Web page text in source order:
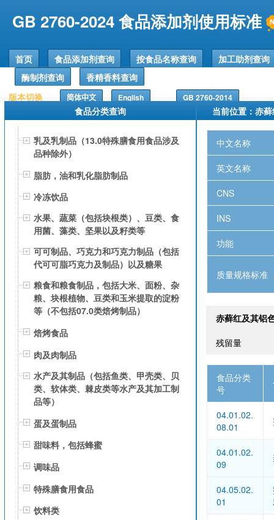
GB 2760-2024 食品添加剂使用标准
首页 食品添加剂查询 按食品名称查询
加工助剂查询
酶制剂查询
香精香料查询
版本切换
简体中文 English GB 2760-2014
食品分类查询
乳及乳制品（13.0特殊膳食用食品涉及
品种除外）
脂肪，油和乳化脂肪制品
冷冻饮品
水果、蔬菜（包括块根类）、豆类、食
用菌、藻类、坚果以及籽类等
可可制品、巧克力和巧克力制品（包括
代可可脂巧克力及制品）以及糖果
粮食和粮食制品，包括大米、面粉、杂
粮、块根植物、豆类和玉米提取的淀粉
等（不包括07.0类焙烤制品）
焙烤食品
肉及肉制品
水产及其制品（包括鱼类、甲壳类、贝
类、软体类、棘皮类等水产及其加工制
品等）
蛋及蛋制品
甜味料，包括蜂蜜
调味品
特殊膳食用食品
饮料类
当前位置：赤
中文名称
英文名称
CNS
INS
功能
质量规格标准
赤藓红及其铝
残留量
食品分类
号
04.01.02.
08.01
04.01.02.
09
04.05.02.
01